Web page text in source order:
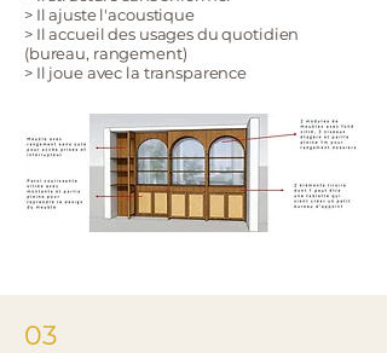
​> Il ajuste l'acoustique
​​> Il accueil des usages du quotidien
(bureau, rangement)
​​> Il joue avec la transparence
03